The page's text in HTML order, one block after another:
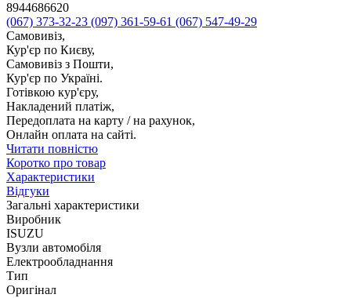
8944686620
(067) 373-32-23 (097) 361-59-61 (067) 547-49-29
Самовивіз,
Кур'єр по Києву,
Самовивіз з Пошти,
Кур'єр по Україні.
Готівкою кур'єру,
Накладений платіж,
Передоплата на карту / на рахунок,
Онлайн оплата на сайті.
Читати повністю
Коротко про товар
Характеристики
Відгуки
Загальні характеристики
Виробник
ISUZU
Вузли автомобіля
Електрообладнання
Тип
Оригінал